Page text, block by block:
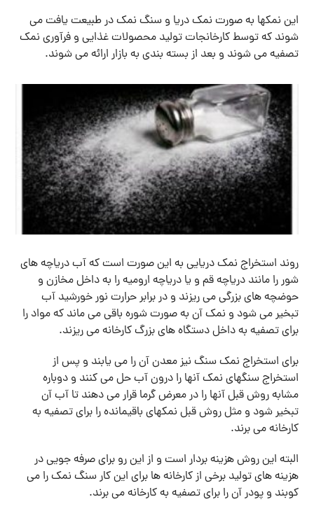
این نمکها به صورت نمک دریا و سنگ نمک در طبیعت یافت می
شوند که توسط کارخانجات تولید محصولات غذایی و فرآوری نمک
تصفیه می شوند و بعد از بسته بندی به بازار ارائه می شوند.
روند استخراج نمک دریایی به این صورت است که آب دریاچه های
شور را مانند دریاچه قم و یا دریاچه ارومیه را به داخل مخازن و
حوضچه های بزرگی می ریزند و در برابر حرارت نور خورشید آب
تبخیر می شود و نمک آن به صورت شوره باقی می ماند که مواد را
برای تصفیه به داخل دستگاه های بزرگ کارخانه می ریزند.
برای استخراج نمک سنگ نیز معدن آن را می یابند و پس از
استخراج سنگهای نمک آنها را درون آب حل می کنند و دوباره
مشابه روش قبل آنها را در معرض گرما قرار می دهند تا آب آن
تبخیر شود و مثل روش قبل نمکهای باقیمانده را برای تصفیه به
کارخانه می برند.
البته این روش هزینه بردار است و از این رو برای صرفه جویی در
هزینه های تولید برخی از کارخانه ها برای این کار سنگ نمک را می
کوبند و پودر آن را برای تصفیه به کارخانه می برند.